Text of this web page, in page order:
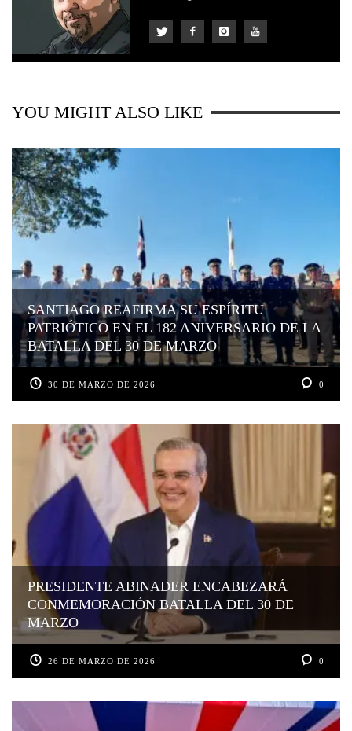
YOU MIGHT ALSO LIKE
SANTIAGO REAFIRMA SU ESPÍRITU
PATRIÓTICO EN EL 182 ANIVERSARIO DE LA
BATALLA DEL 30 DE MARZO
30 DE MARZO DE 2026 0
PRESIDENTE ABINADER ENCABEZARÁ
CONMEMORACIÓN BATALLA DEL 30 DE
MARZO
26 DE MARZO DE 2026 0